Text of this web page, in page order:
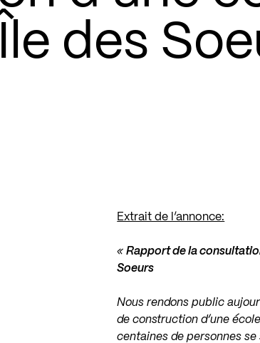
des
Extrait de l’annonce:
«Rapport de la
Soeurs
Nous rendons public
de construction d’une
centaines de personnes